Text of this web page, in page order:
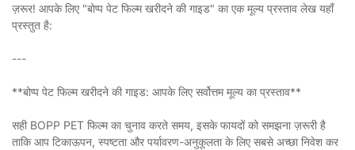
ज़रूर! आपके लिए "बोप्प पेट फिल्म खरीदने की गाइड" का एक मूल्य प्रस्ताव लेख यहाँ
प्रस्तुत है:
---
**बोप्प पेट फिल्म खरीदने की गाइड: आपके लिए सर्वोत्तम मूल्य का प्रस्ताव**
सही BOPP PET फिल्म का चुनाव करते समय, इसके फायदों को समझना ज़रूरी है
ताकि आप टिकाऊपन, स्पष्टता और पर्यावरण-अनुकूलता के लिए सबसे अच्छा निवेश कर